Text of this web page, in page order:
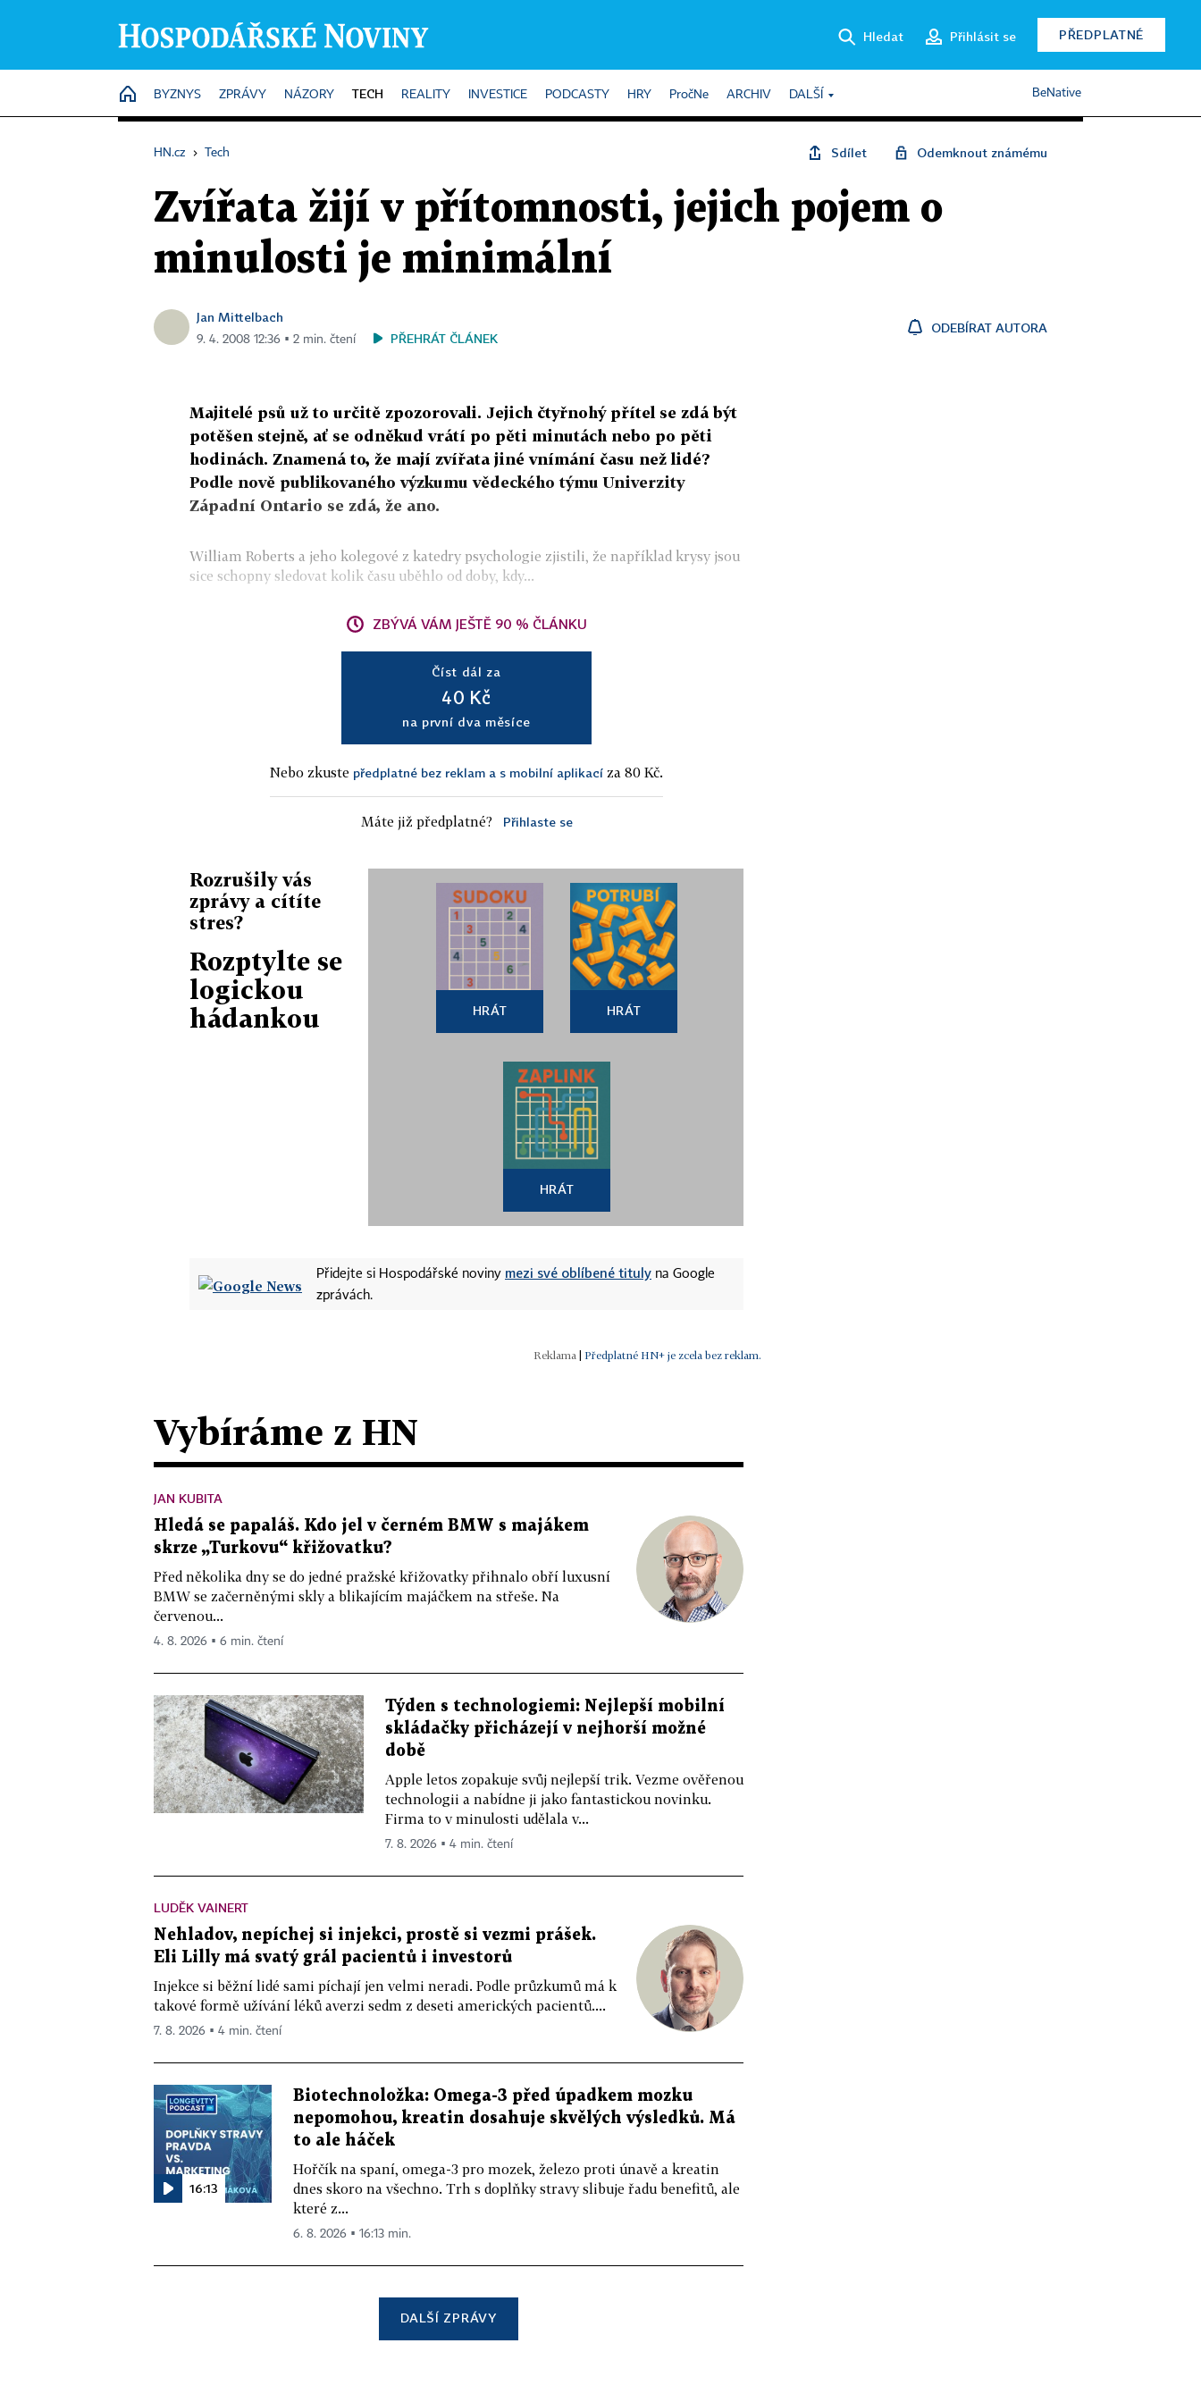
Hledat Přihlásit se PŘEDPLATNÉ
HOME
BYZNYS ZPRÁVY NÁZORY TECH REALITY INVESTICE PODCASTY HRY PročNe ARCHIV DALŠÍ BeNative
HN.cz › Tech Sdílet Odemknout známému
Zvířata žijí v přítomnosti, jejich pojem o
minulosti je minimální
Jan Mittelbach
9. 4. 2008 12:36 ▪ 2 min. čtení PŘEHRÁT ČLÁNEK
ODEBÍRAT AUTORA
Majitelé psů už to určitě zpozorovali. Jejich čtyřnohý přítel se zdá být
potěšen stejně, ať se odněkud vrátí po pěti minutách nebo po pěti
hodinách. Znamená to, že mají zvířata jiné vnímání času než lidé?
Podle nově publikovaného výzkumu vědeckého týmu Univerzity
Západní Ontario se zdá, že ano.
William Roberts a jeho kolegové z katedry psychologie zjistili, že například krysy jsou
sice schopny sledovat kolik času uběhlo od doby, kdy...
ZBÝVÁ VÁM JEŠTĚ 90 % ČLÁNKU
Číst dál za
40 Kč
na první dva měsíce
Nebo zkuste předplatné bez reklam a s mobilní aplikací za 80 Kč.
Máte již předplatné? Přihlaste se
Rozrušily vás
zprávy a cítíte
stres?
Rozptylte se
logickou
hádankou
HRÁT HRÁT
HRÁT
Přidejte si Hospodářské noviny mezi své oblíbené tituly na Google
zprávách.
Předplatné HN+ je zcela bez reklam.
Vybíráme z HN
JAN KUBITA
Hledá se papaláš. Kdo jel v černém BMW s majákem
skrze „Turkovu“ křižovatku?
Před několika dny se do jedné pražské křižovatky přihnalo obří luxusní
BMW se začerněnými skly a blikajícím majáčkem na střeše. Na
červenou...
4. 8. 2026 ▪ 6 min. čtení
Týden s technologiemi: Nejlepší mobilní
skládačky přicházejí v nejhorší možné
době
Apple letos zopakuje svůj nejlepší trik. Vezme ověřenou
technologii a nabídne ji jako fantastickou novinku.
Firma to v minulosti udělala v...
7. 8. 2026 ▪ 4 min. čtení
LUDĚK VAINERT
Nehladov, nepíchej si injekci, prostě si vezmi prášek.
Eli Lilly má svatý grál pacientů i investorů
Injekce si běžní lidé sami píchají jen velmi neradi. Podle průzkumů má k
takové formě užívání léků averzi sedm z deseti amerických pacientů....
7. 8. 2026 ▪ 4 min. čtení
16:13
Biotechnoložka: Omega-3 před úpadkem mozku
nepomohou, kreatin dosahuje skvělých výsledků. Má
to ale háček
Hořčík na spaní, omega-3 pro mozek, železo proti únavě a kreatin
dnes skoro na všechno. Trh s doplňky stravy slibuje řadu benefitů, ale
které z...
6. 8. 2026 ▪ 16:13 min.
DALŠÍ ZPRÁVY